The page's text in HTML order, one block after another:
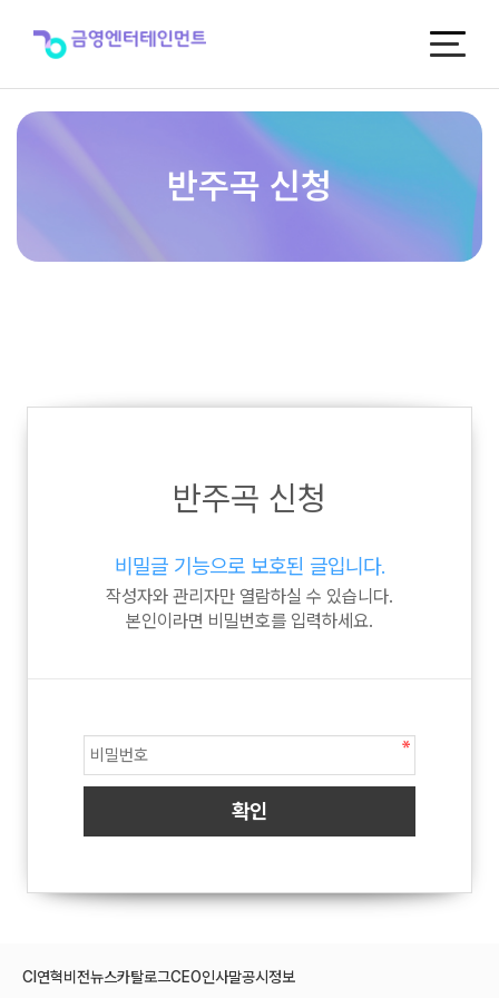
반주곡 신청
반주곡 신청
비밀글 기능으로 보호된 글입니다.
작성자와 관리자만 열람하실 수 있습니다.
본인이라면 비밀번호를 입력하세요.
CI 연혁비전뉴스카탈로그CEO인사말공시정보